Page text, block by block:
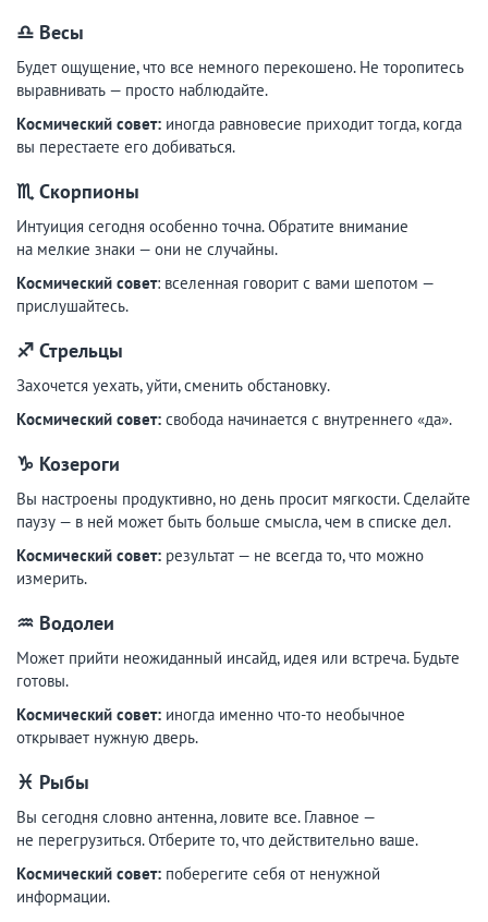
♎ Весы
Будет ощущение, что все немного перекошено. Не торопитесь
выравнивать — просто наблюдайте.
Космический совет: иногда равновесие приходит тогда, когда
вы перестаете его добиваться.
♏ Скорпионы
Интуиция сегодня особенно точна. Обратите внимание
на мелкие знаки — они не случайны.
Космический совет: вселенная говорит с вами шепотом —
прислушайтесь.
♐ Стрельцы
Захочется уехать, уйти, сменить обстановку.
Космический совет: свобода начинается с внутреннего «да».
♑ Козероги
Вы настроены продуктивно, но день просит мягкости. Сделайте
паузу — в ней может быть больше смысла, чем в списке дел.
Космический совет: результат — не всегда то, что можно
измерить.
♒ Водолеи
Может прийти неожиданный инсайд, идея или встреча. Будьте
готовы.
Космический совет: иногда именно что-то необычное
открывает нужную дверь.
♓ Рыбы
Вы сегодня словно антенна, ловите все. Главное —
не перегрузиться. Отберите то, что действительно ваше.
Космический совет: поберегите себя от ненужной
информации.